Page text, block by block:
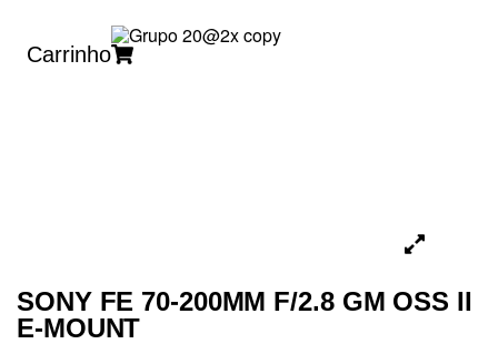
Carrinho
SONY FE 70-200MM F/2.8 GM OSS II
E-MOUNT